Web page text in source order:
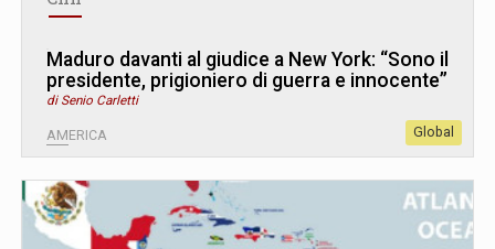
Maduro davanti al giudice a New York: “Sono il
presidente, prigioniero di guerra e innocente”
di Senio Carletti
AMERICA Global